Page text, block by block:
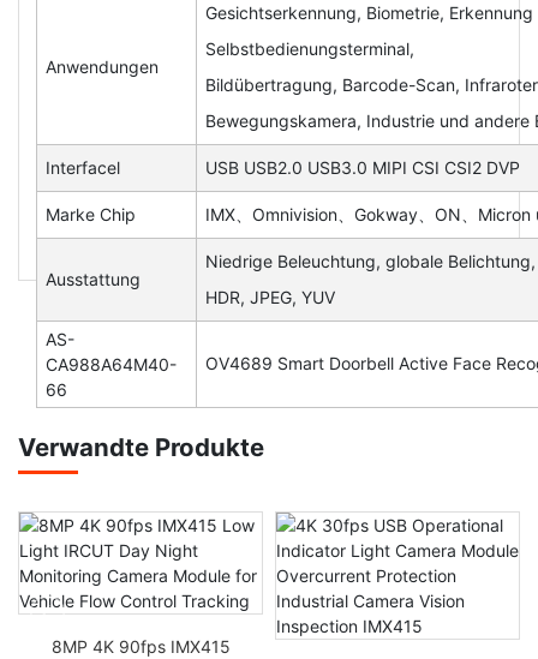
Anwendungen
Gesichtserkennung, Biometrie,
Selbstbedienungsterminal,
Bildübertragung, Barcode-Scan,
Bewegungskamera, Industrie und andere
Interfacel USB USB2.0 USB3.0 MIPI CSI CSI2 DVP
Marke Chip IMX、Omnivision、Gokway、ON、Micron
Ausstattung
Niedrige Beleuchtung, globale
HDR, JPEG, YUV
AS-
CA988A64M40-
66
OV4689 Smart Doorbell Active Face
Verwandte Produkte
8MP 4K 90fps IMX415